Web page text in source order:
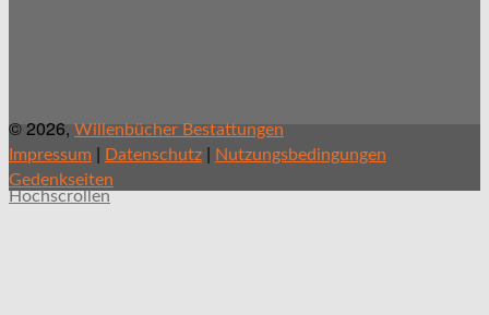
© 2026, Willenbücher Bestattungen
Impressum | Datenschutz | Nutzungsbedingungen
Gedenkseiten
Hochscrollen